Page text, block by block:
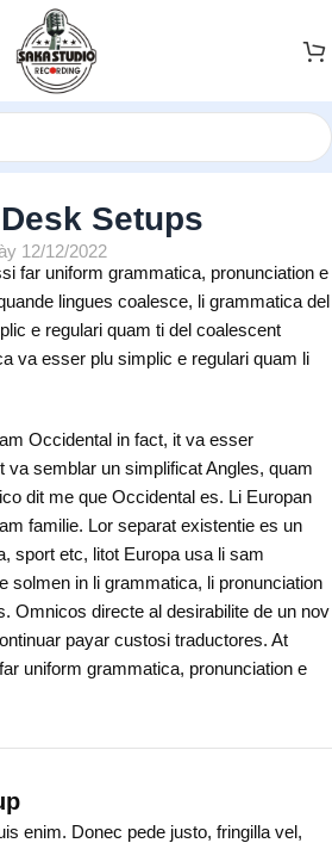
Setups
12/12/2022
far uniform grammatica, pronunciation e
lingues coalesce, li grammatica del
e regulari quam ti del coalescent
va esser plu simplic e regulari quam li
Occidental in fact, it va esser
va semblar un simplificat Angles, quam
dit me que Occidental es. Li Europan
familie. Lor separat existentie es un
sport etc, litot Europa usa li sam
solmen in li grammatica, li pronunciation
Omnicos directe al desirabilite de un nov
payar custosi traductores. At
uniform grammatica, pronunciation e
enim. Donec pede justo, fringilla vel,